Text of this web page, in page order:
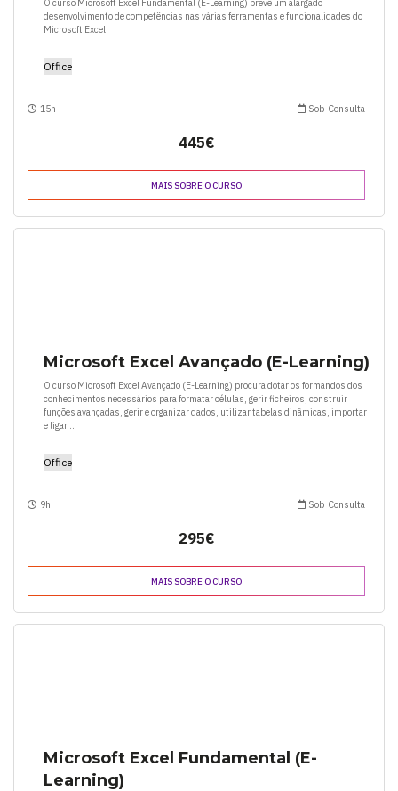
O curso Microsoft Excel Fundamental (E-Learning) prevê um alargado
desenvolvimento de competências nas várias ferramentas e funcionalidades do
Microsoft Excel.
Office
15h Sob Consulta
445€
MAIS SOBRE O CURSO
Microsoft Excel Avançado (E-Learning)
O curso Microsoft Excel Avançado (E-Learning) procura dotar os formandos dos
conhecimentos necessários para formatar células, gerir ficheiros, construir
funções avançadas, gerir e organizar dados, utilizar tabelas dinâmicas, importar
e ligar...
Office
9h Sob Consulta
295€
MAIS SOBRE O CURSO
Microsoft Excel Fundamental (E-
Learning)